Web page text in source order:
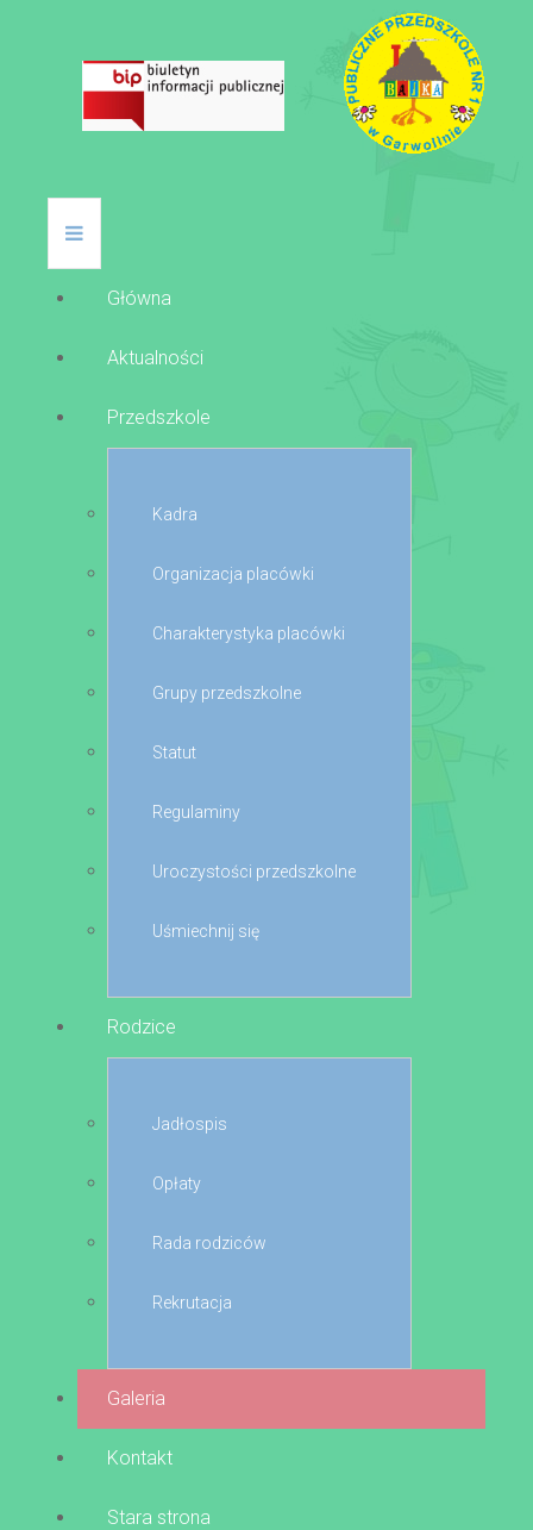
Główna
Aktualności
Przedszkole
Kadra
Organizacja placówki
Charakterystyka placówki
Grupy przedszkolne
Statut
Regulaminy
Uroczystości przedszkolne
Uśmiechnij się
Rodzice
Jadłospis
Opłaty
Rada rodziców
Rekrutacja
Galeria
Kontakt
Stara strona